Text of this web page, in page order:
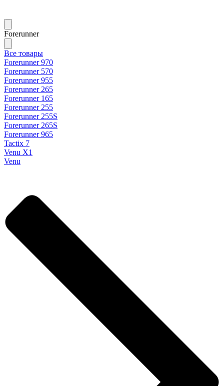
Forerunner
Все товары
Forerunner 970
Forerunner 570
Forerunner 955
Forerunner 265
Forerunner 165
Forerunner 255
Forerunner 255S
Forerunner 265S
Forerunner 965
Tactix 7
Venu X1
Venu